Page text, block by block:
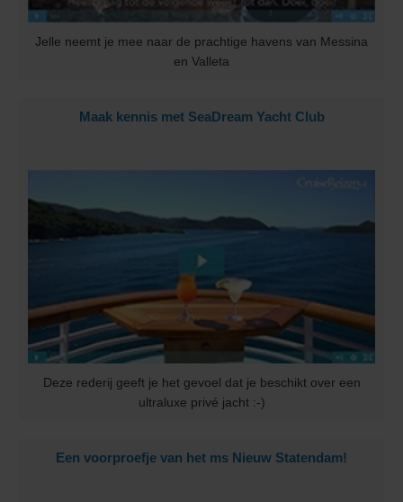
Jelle neemt je mee naar de prachtige havens van Messina
en Valleta
Maak kennis met SeaDream Yacht Club
Deze rederij geeft je het gevoel dat je beschikt over een
ultraluxe privé jacht :-)
Een voorproefje van het ms Nieuw Statendam!